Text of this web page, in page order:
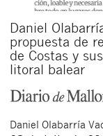
Daniel
propuesta de
de Costas y
litoral balear
Daniel Olabarría